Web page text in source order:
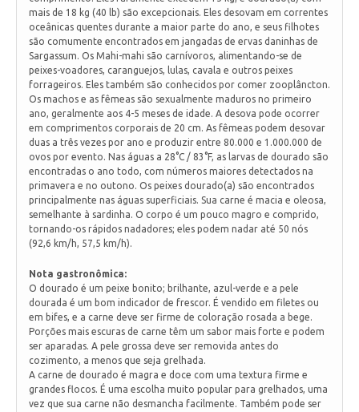
mais de 18 kg (40 lb) são excepcionais. Eles desovam em correntes
oceânicas quentes durante a maior parte do ano, e seus filhotes
são comumente encontrados em jangadas de ervas daninhas de
Sargassum. Os Mahi-mahi são carnívoros, alimentando-se de
peixes-voadores, caranguejos, lulas, cavala e outros peixes
forrageiros. Eles também são conhecidos por comer zooplâncton.
Os machos e as fêmeas são sexualmente maduros no primeiro
ano, geralmente aos 4-5 meses de idade. A desova pode ocorrer
em comprimentos corporais de 20 cm. As fêmeas podem desovar
duas a três vezes por ano e produzir entre 80.000 e 1.000.000 de
ovos por evento. Nas águas a 28°C / 83°F, as larvas de dourado são
encontradas o ano todo, com números maiores detectados na
primavera e no outono. Os peixes dourado(a) são encontrados
principalmente nas águas superficiais. Sua carne é macia e oleosa,
semelhante à sardinha. O corpo é um pouco magro e comprido,
tornando-os rápidos nadadores; eles podem nadar até 50 nós
(92,6 km/h, 57,5 km/h).
Nota gastronômica:
O dourado é um peixe bonito; brilhante, azul-verde e a pele
dourada é um bom indicador de frescor. É vendido em filetes ou
em bifes, e a carne deve ser firme de coloração rosada a bege.
Porções mais escuras de carne têm um sabor mais forte e podem
ser aparadas. A pele grossa deve ser removida antes do
cozimento, a menos que seja grelhada.
A carne de dourado é magra e doce com uma textura firme e
grandes flocos. É uma escolha muito popular para grelhados, uma
vez que sua carne não desmancha facilmente. Também pode ser